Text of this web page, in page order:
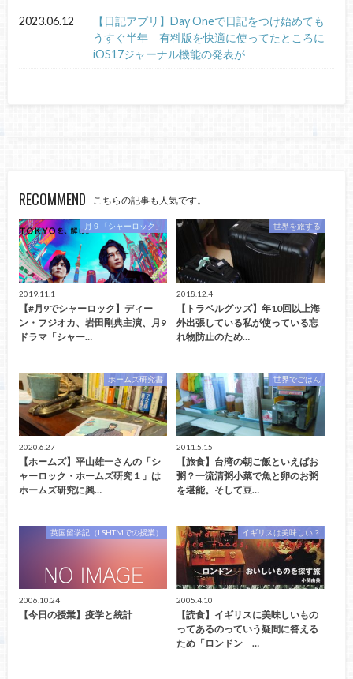
2023.06.12
【日記アプリ】Day Oneで日記をつけ始めても
うすぐ半年 有料版を快適に使ってたところに
iOS17ジャーナル機能の発表が
RECOMMEND こちらの記事も人気です。
月９「シャーロック」
2019.11.1
【#月9でシャーロック】ディー
ン・フジオカ、岩田剛典主演、月9
ドラマ「シャー…
世界を旅する
2018.12.4
【トラベルグッズ】年10回以上海
外出張している私が使っている忘
れ物防止のため…
ホームズ研究書
2020.6.27
【ホームズ】平山雄一さんの「シ
ャーロック・ホームズ研究１」は
ホームズ研究に興…
世界でごはん
2011.5.15
【旅食】台湾の朝ご飯といえばお
粥？一流清粥小菜で魚と卵のお粥
を堪能。そして豆…
英国留学記（LSHTMでの授業）
2006.10.24
【今日の授業】疫学と統計
イギリスは美味しい？
2005.4.10
【読食】イギリスに美味しいもの
ってあるのっていう疑問に答える
ため「ロンドン …